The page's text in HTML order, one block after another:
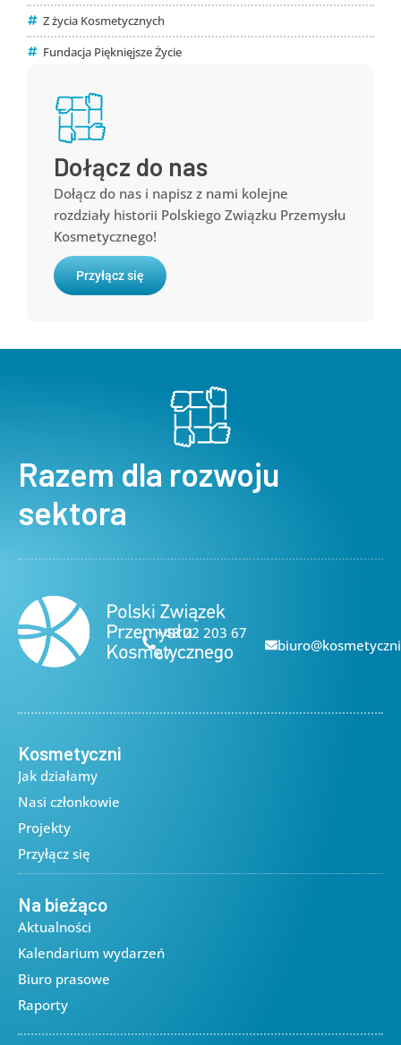
Z życia Kosmetycznych
Fundacja Pięknięjsze Życie
Dołącz do nas
Dołącz do nas i napisz z nami kolejne
rozdziały historii Polskiego Związku Przemysłu
Kosmetycznego!
Przyłącz się
Razem dla rozwoju
sektora
+48 22 203 67
67
Kosmetyczni
Jak działamy
Nasi członkowie
Projekty
Przyłącz się
Na bieżąco
Aktualności
Kalendarium wydarzeń
Biuro prasowe
Raporty